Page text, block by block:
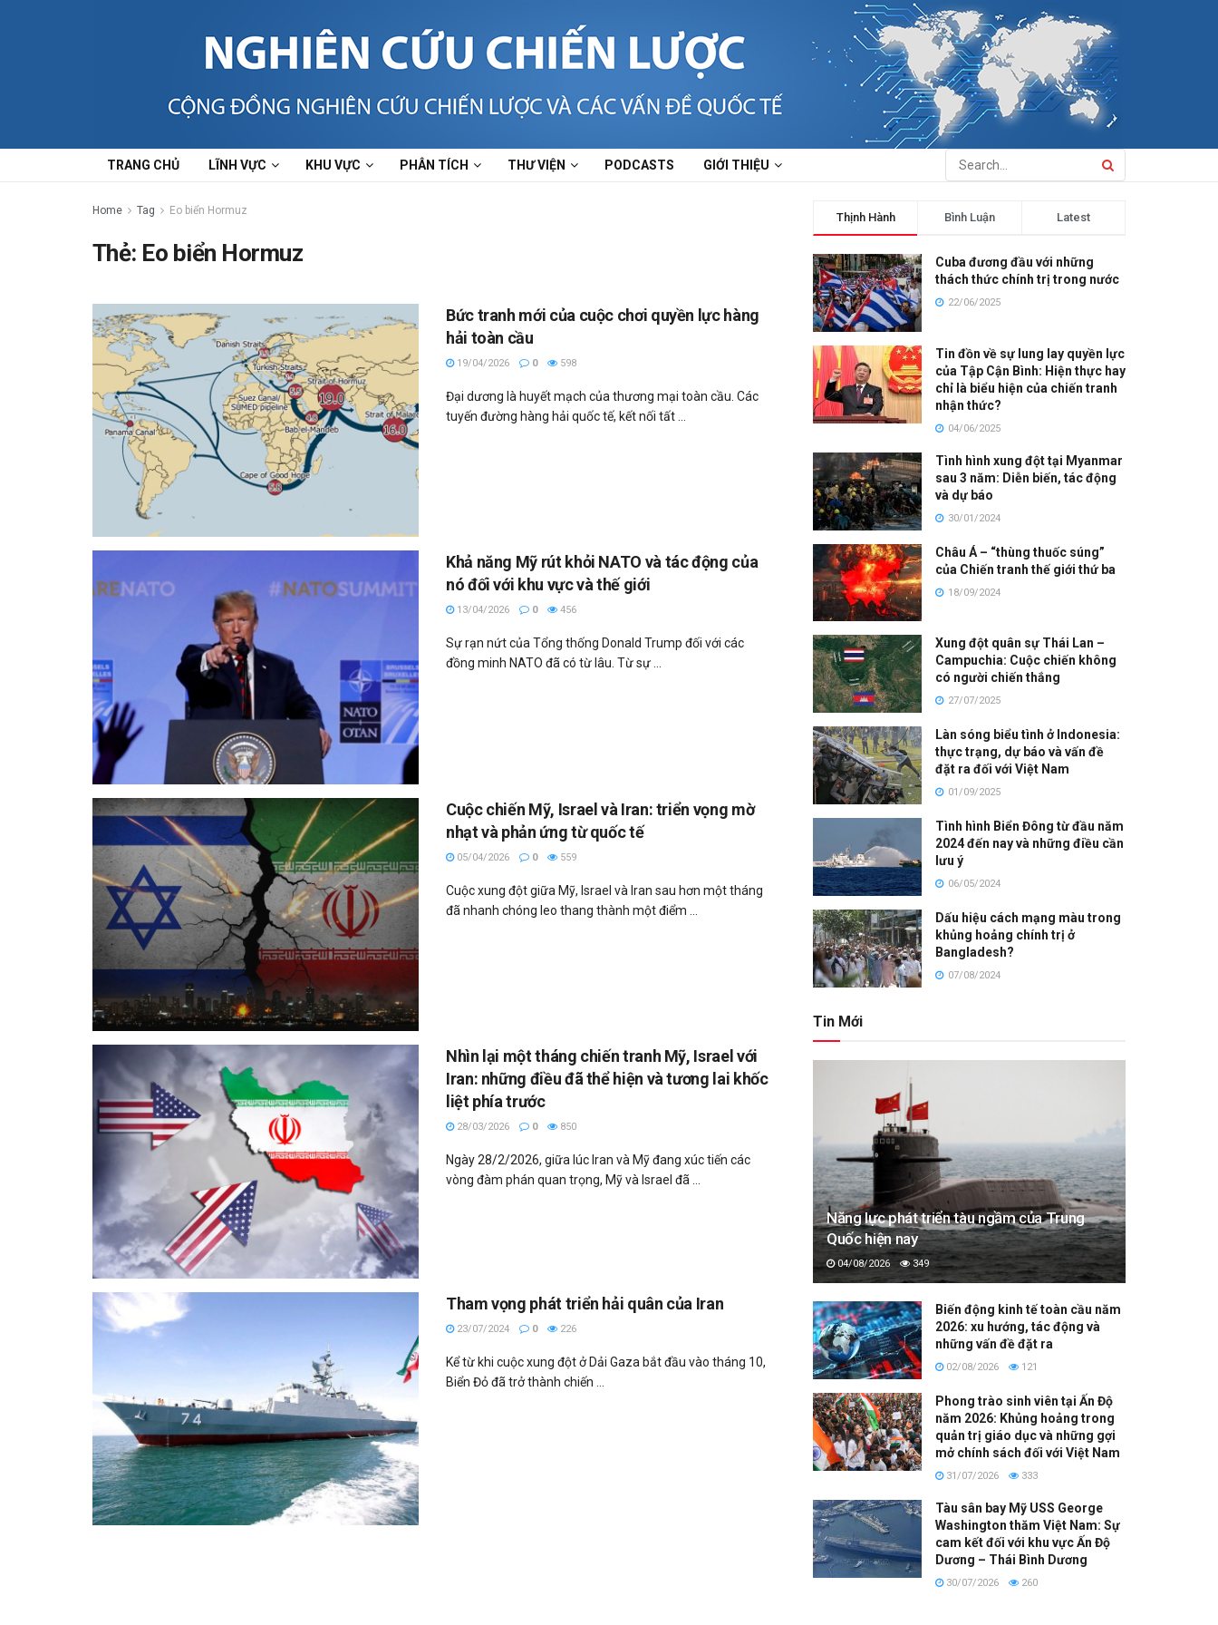
TRANG CHỦ LĨNH VỰC KHU VỰC PHÂN TÍCH THƯ VIỆN PODCASTS GIỚI THIỆU
Home Tag Eo biển Hormuz
Thẻ: Eo biển Hormuz
Bức tranh mới của cuộc chơi quyền lực hàng
hải toàn cầu
19/04/2026 0 598
Đại dương là huyết mạch của thương mại toàn cầu. Các
tuyến đường hàng hải quốc tế, kết nối tất ...
Khả năng Mỹ rút khỏi NATO và tác động của
nó đối với khu vực và thế giới
13/04/2026 0 456
Sự rạn nứt của Tổng thống Donald Trump đối với các
đồng minh NATO đã có từ lâu. Từ sự ...
Cuộc chiến Mỹ, Israel và Iran: triển vọng mờ
nhạt và phản ứng từ quốc tế
05/04/2026 0 559
Cuộc xung đột giữa Mỹ, Israel và Iran sau hơn một tháng
đã nhanh chóng leo thang thành một điểm ...
Nhìn lại một tháng chiến tranh Mỹ, Israel với
Iran: những điều đã thể hiện và tương lai khốc
liệt phía trước
28/03/2026 0 850
Ngày 28/2/2026, giữa lúc Iran và Mỹ đang xúc tiến các
vòng đàm phán quan trọng, Mỹ và Israel đã ...
Tham vọng phát triển hải quân của Iran
23/07/2024 0 226
Kể từ khi cuộc xung đột ở Dải Gaza bắt đầu vào tháng 10,
Biển Đỏ đã trở thành chiến ...
Thịnh Hành Bình Luận Latest
Cuba đương đầu với những
thách thức chính trị trong nước
22/06/2025
Tin đồn về sự lung lay quyền lực
của Tập Cận Bình: Hiện thực hay
chỉ là biểu hiện của chiến tranh
nhận thức?
04/06/2025
Tình hình xung đột tại Myanmar
sau 3 năm: Diễn biến, tác động
và dự báo
30/01/2024
Châu Á – “thùng thuốc súng”
của Chiến tranh thế giới thứ ba
18/09/2024
Xung đột quân sự Thái Lan –
Campuchia: Cuộc chiến không
có người chiến thắng
27/07/2025
Làn sóng biểu tình ở Indonesia:
thực trạng, dự báo và vấn đề
đặt ra đối với Việt Nam
01/09/2025
Tình hình Biển Đông từ đầu năm
2024 đến nay và những điều cần
lưu ý
06/05/2024
Dấu hiệu cách mạng màu trong
khủng hoảng chính trị ở
Bangladesh?
07/08/2024
Tin Mới
Năng lực phát triển tàu ngầm của Trung
Quốc hiện nay
04/08/2026 349
Biến động kinh tế toàn cầu năm
2026: xu hướng, tác động và
những vấn đề đặt ra
02/08/2026 121
Phong trào sinh viên tại Ấn Độ
năm 2026: Khủng hoảng trong
quản trị giáo dục và những gợi
mở chính sách đối với Việt Nam
31/07/2026 333
Tàu sân bay Mỹ USS George
Washington thăm Việt Nam: Sự
cam kết đối với khu vực Ấn Độ
Dương – Thái Bình Dương
30/07/2026 260